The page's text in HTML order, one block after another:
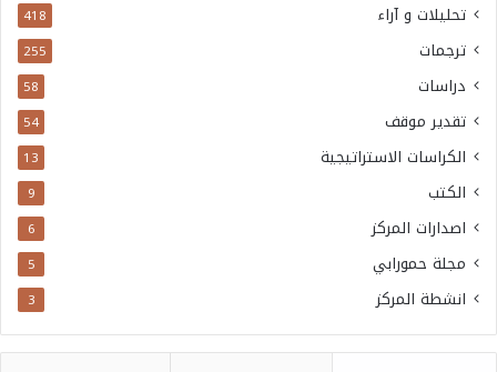
تحليلات و آراء 418
ترجمات 255
دراسات 58
تقدير موقف 54
الكراسات الاستراتيجية 13
الكتب 9
اصدارات المركز 6
مجلة حمورابي 5
انشطة المركز 3